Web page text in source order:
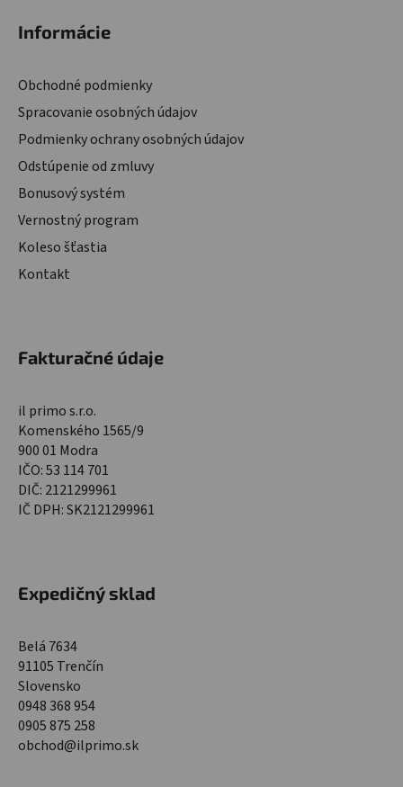
Informácie
Obchodné podmienky
Spracovanie osobných údajov
Podmienky ochrany osobných údajov
Odstúpenie od zmluvy
Bonusový systém
Vernostný program
Koleso šťastia
Kontakt
Fakturačné údaje
il primo s.r.o.
Komenského 1565/9
900 01 Modra
IČO: 53 114 701
DIČ: 2121299961
IČ DPH: SK2121299961
Expedičný sklad
Belá 7634
91105 Trenčín
Slovensko
0948 368 954
0905 875 258
obchod@ilprimo.sk